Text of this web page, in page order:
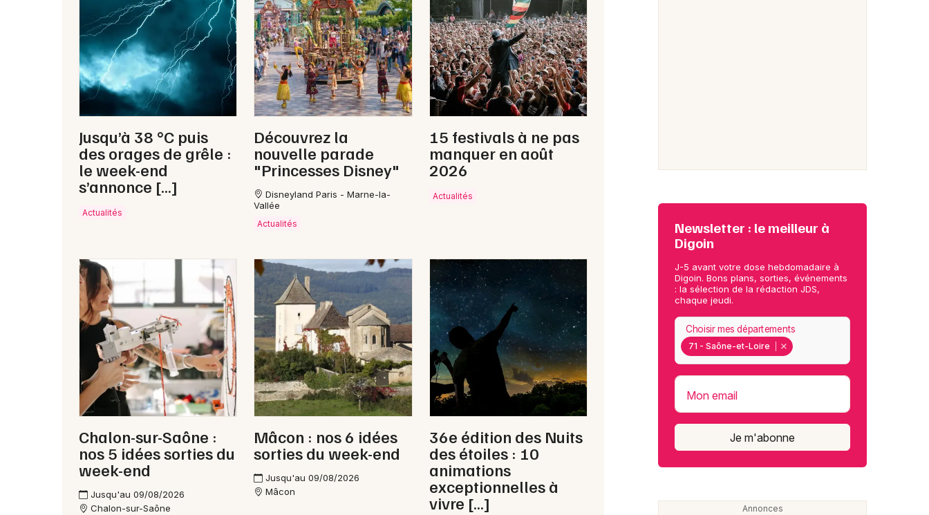
Comté
Newsletter des sorties
Actus à Digoin
Magazine à Digoin
71 - Saône-et-Loire
Choisir mes départements
Mon email
Je m'abonne
Jusqu’à 38 °C puis
des orages de grêle :
le week-end
s’annonce […]
Actualités
Découvrez la
nouvelle parade
"Princesses Disney"
Disneyland Paris - Marne-la-
Vallée
Actualités
15 festivals à ne pas
manquer en août
2026
Actualités
Chalon-sur-Saône :
nos 5 idées sorties du
week-end
Jusqu'au 09/08/2026
Chalon-sur-Saône
Mâcon : nos 6 idées
sorties du week-end
Jusqu'au 09/08/2026
Mâcon
36e édition des Nuits
des étoiles : 10
animations
exceptionnelles à
vivre […]
Newsletter : le meilleur à
Digoin
J-5 avant votre dose hebdomadaire à
Digoin. Bons plans, sorties, événements
: la sélection de la rédaction JDS,
chaque jeudi.
71 - Saône-et-Loire
Choisir mes départements
Mon email
Je m'abonne